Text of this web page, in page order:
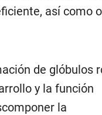
así como
de glóbulos
y la función
la